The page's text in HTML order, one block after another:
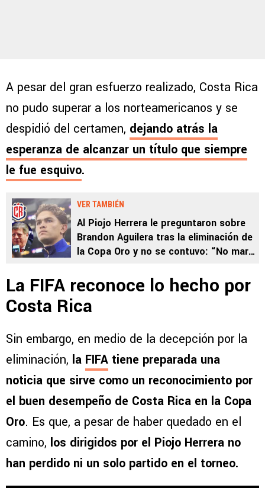
A pesar del gran esfuerzo realizado, Costa Rica
no pudo superar a los norteamericanos y se
despidió del certamen, dejando atrás la
esperanza de alcanzar un título que siempre
le fue esquivo.
VER TAMBIÉN
Al Piojo Herrera le preguntaron sobre
Brandon Aguilera tras la eliminación de
la Copa Oro y no se contuvo: “No marca
La FIFA reconoce lo hecho por
Costa Rica
Sin embargo, en medio de la decepción por la
eliminación, la FIFA tiene preparada una
noticia que sirve como un reconocimiento por
el buen desempeño de Costa Rica en la Copa
Oro. Es que, a pesar de haber quedado en el
camino, los dirigidos por el Piojo Herrera no
han perdido ni un solo partido en el torneo.